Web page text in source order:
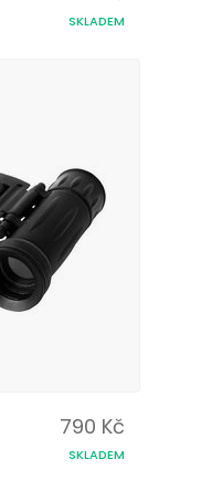
SKLADEM
790 Kč
SKLADEM